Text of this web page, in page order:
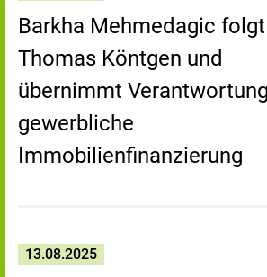
Barkha Mehmedagic folgt
Thomas Köntgen und
übernimmt
gewerbliche
Immobilienfinanzierung
13.08.2025